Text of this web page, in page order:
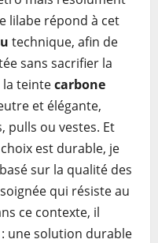
lilabe répond à cet
technique, afin de
sans sacrifier la
la teintecarbone
et élégante,
pulls ou vestes. Et
est durable, je
sur la qualité des
qui résiste au
ce contexte, il
une solution durable